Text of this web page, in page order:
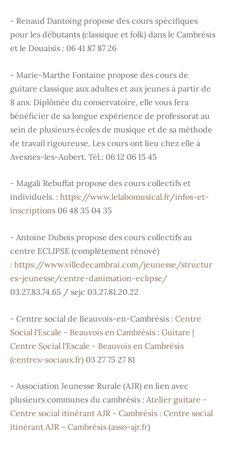
- Renaud Dantoing propose des cours spécifiques
pour les débutants (classique et folk) dans le Cambrésis
et le Douaisis : 06 41 87 87 26
- Marie-Marthe Fontaine propose des cours de
guitare classique aux adultes et aux jeunes à partir de
8 ans. Diplômée du conservatoire, elle vous fera
bénéficier de sa longue expérience de professorat au
sein de plusieurs écoles de musique et de sa méthode
de travail rigoureuse. Les cours ont lieu chez elle à
Avesnes-les-Aubert. Tél.: 06 12 06 15 45
- Magali Rebuffat propose des cours collectifs et
individuels. : https://www.lelabomusical.fr/infos-et-
inscriptions 06 48 35 04 35
- Antoine Dubois propose des cours collectifs au
centre ECLIPSE (complètement rénové)
: https://www.villedecambrai.com/jeunesse/structur
es-jeunesse/centre-danimation-eclipse/
03.27.83.74.65 / sejc 03.27.81.20.22
- Centre social de Beauvois-en-Cambrésis : Centre
Social l'Escale - Beauvois en Cambrésis : Guitare |
Centre Social l'Escale - Beauvois en Cambrésis
(centres-sociaux.fr) 03 27 75 27 81
- Association Jeunesse Rurale (AJR) en lien avec
plusieurs communes du cambrésis : Atelier guitare -
Centre social itinérant AJR - Cambrésis : Centre social
itinérant AJR – Cambrésis (asso-ajr.fr)